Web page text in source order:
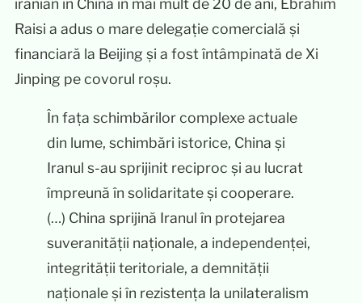
Raisi a adus o mare delegație comercială și
financiară la Beijing și a fost întâmpinată de Xi
Jinping pe covorul roșu.
În fața schimbărilor complexe actuale
din lume, schimbări istorice, China și
Iranul s-au sprijinit reciproc și au lucrat
împreună în solidaritate și cooperare.
(…) China sprijină Iranul în protejarea
suveranității naționale, a independenței,
integrității teritoriale, a demnității
naționale și în rezistența la unilateralism